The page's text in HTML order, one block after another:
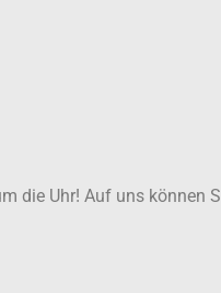
die Uhr! Auf uns können